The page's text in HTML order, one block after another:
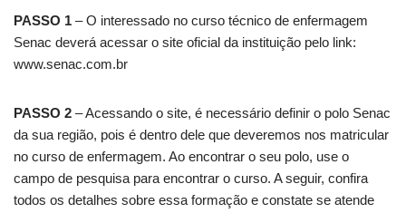
PASSO 1 – O interessado no curso técnico de enfermagem
Senac deverá acessar o site oficial da instituição pelo link:
www.senac.com.br
PASSO 2 – Acessando o site, é necessário definir o polo Senac
da sua região, pois é dentro dele que deveremos nos matricular
no curso de enfermagem. Ao encontrar o seu polo, use o
campo de pesquisa para encontrar o curso. A seguir, confira
todos os detalhes sobre essa formação e constate se atende